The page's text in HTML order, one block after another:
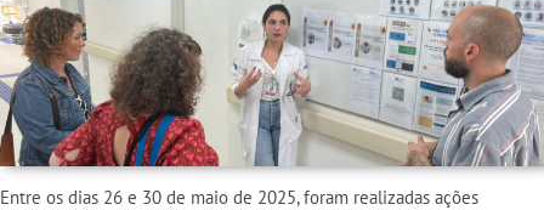
Entre os dias 26 e 30 de maio de 2025, foram realizadas ações